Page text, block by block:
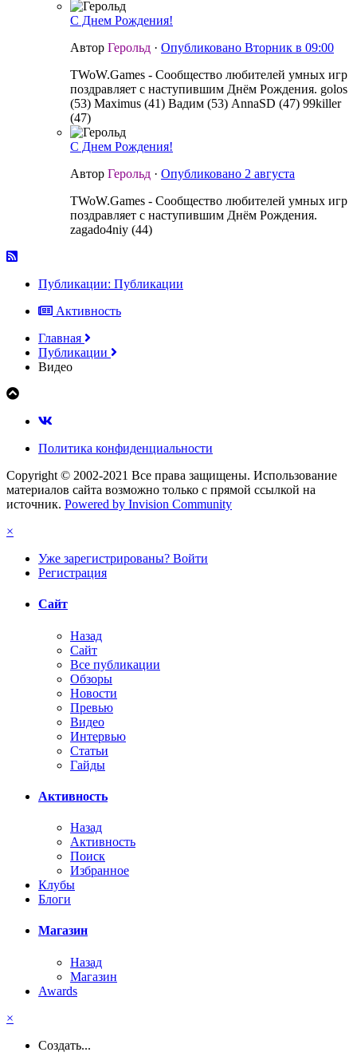
С Днем Рождения!
Автор Герольд · Опубликовано Вторник в 09:00
TWoW.Games - Сообщество любителей умных игр
поздравляет с наступившим Днём Рождения. golos
(53) Maximus (41) Вадим (53) AnnaSD (47) 99killer
(47)
С Днем Рождения!
Автор Герольд · Опубликовано 2 августа
TWoW.Games - Сообщество любителей умных игр
поздравляет с наступившим Днём Рождения.
zagado4niy (44)
Публикации: Публикации
Активность
Главная
Публикации
Видео
Политика конфиденциальности
Copyright © 2002-2021 Все права защищены. Использование
материалов сайта возможно только с прямой ссылкой на
источник. Powered by Invision Community
×
Уже зарегистрированы? Войти
Регистрация
Сайт
Назад
Сайт
Все публикации
Обзоры
Новости
Превью
Видео
Интервью
Статьи
Гайды
Активность
Назад
Активность
Поиск
Избранное
Клубы
Блоги
Магазин
Назад
Магазин
Awards
×
Создать...